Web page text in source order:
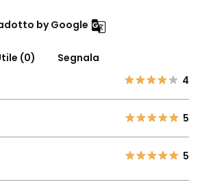
by Google
(0)
Segnala
4
5
5